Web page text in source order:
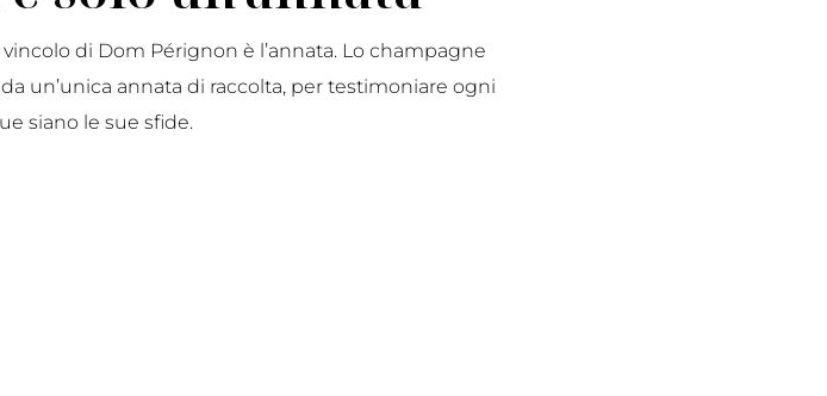
di Dom Pérignon è l’annata. Lo champagne
un’unica annata di raccolta, per testimoniare ogni
siano le sue sfide.